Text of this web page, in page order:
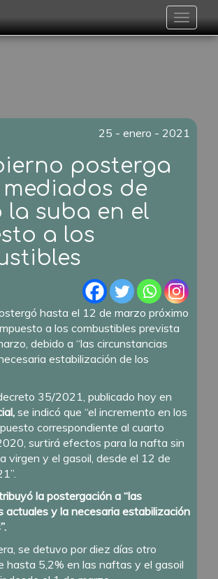
Toggle
25 - enero - 2021
posterga
de
la suba en el
a los
hasta el 12 de marzo próximo
a los combustibles prevista
debido a “las circunstancias
estabilización de los
35/2021, publicado hoy en
se indicó que “el incremento en los
correspondiente al cuarto
surtirá efectos para la nafta sin
virgen y el gasoil, desde el 12 de
la postergación a “las
actuales y la necesaria estabilización
se detuvo por diez días otro
hasta 5,2% en las naftas y el gasoil